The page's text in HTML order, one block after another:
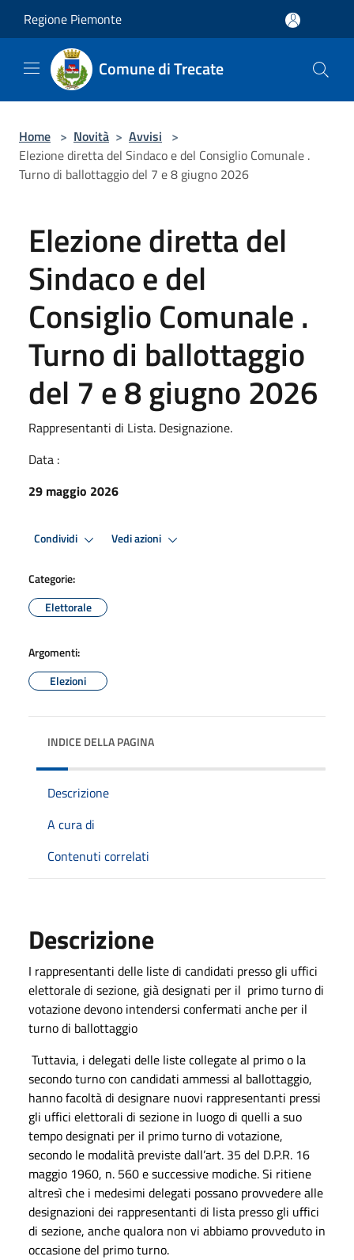
Regione Piemonte
Comune di Trecate
Home > Novità > Avvisi >
Elezione diretta del Sindaco e del Consiglio Comunale .
Turno di ballottaggio del 7 e 8 giugno 2026
Elezione diretta del
Sindaco e del
Consiglio Comunale .
Turno di ballottaggio
del 7 e 8 giugno 2026
Rappresentanti di Lista. Designazione.
Data :
29 maggio 2026
Condividi Vedi azioni
Categorie:
Elettorale
Argomenti:
Elezioni
INDICE DELLA PAGINA
Descrizione
A cura di
Contenuti correlati
Descrizione
I rappresentanti delle liste di candidati presso gli uffici
elettorale di sezione, già designati per il primo turno di
votazione devono intendersi confermati anche per il
turno di ballottaggio
Tuttavia, i delegati delle liste collegate al primo o la
secondo turno con candidati ammessi al ballottaggio,
hanno facoltà di designare nuovi rappresentanti pressi
gli uffici elettorali di sezione in luogo di quelli a suo
tempo designati per il primo turno di votazione,
secondo le modalità previste dall’art. 35 del D.P.R. 16
maggio 1960, n. 560 e successive modiche. Si ritiene
altresì che i medesimi delegati possano provvedere alle
designazioni dei rappresentanti di lista presso gli uffici
di sezione, anche qualora non vi abbiamo provveduto in
occasione del primo turno.